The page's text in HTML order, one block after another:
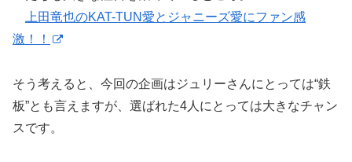
上田竜也のKAT-TUN愛とジャニーズ愛にファン感
激！！
そう考えると、今回の企画はジュリーさんにとっては“鉄
板”とも言えますが、選ばれた4人にとっては大きなチャン
スです。